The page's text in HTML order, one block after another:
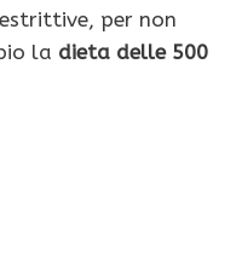
per non
la dieta delle 500